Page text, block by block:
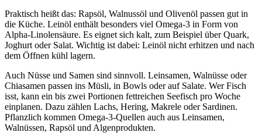
Praktisch heißt das: Rapsöl, Walnussöl und Olivenöl passen gut in
die Küche. Leinöl enthält besonders viel Omega-3 in Form von
Alpha-Linolensäure. Es eignet sich kalt, zum Beispiel über Quark,
Joghurt oder Salat. Wichtig ist dabei: Leinöl nicht erhitzen und nach
dem Öffnen kühl lagern.
Auch Nüsse und Samen sind sinnvoll. Leinsamen, Walnüsse oder
Chiasamen passen ins Müsli, in Bowls oder auf Salate. Wer Fisch
isst, kann ein bis zwei Portionen fettreichen Seefisch pro Woche
einplanen. Dazu zählen Lachs, Hering, Makrele oder Sardinen.
Pflanzlich kommen Omega-3-Quellen auch aus Leinsamen,
Walnüssen, Rapsöl und Algenprodukten.